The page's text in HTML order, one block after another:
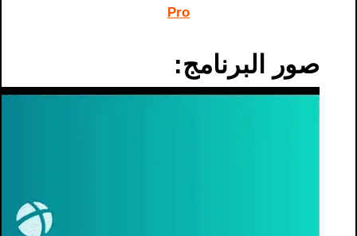
Pro
صور البرنامج: